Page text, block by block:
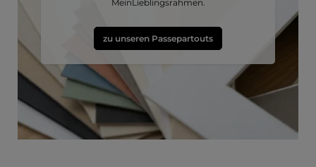
MeinLieblingsrahmen.
zu unseren Passepartouts